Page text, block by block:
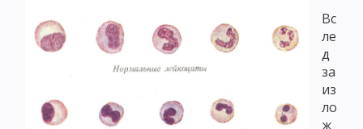
Вс
ле
д
за
из
ло
ж